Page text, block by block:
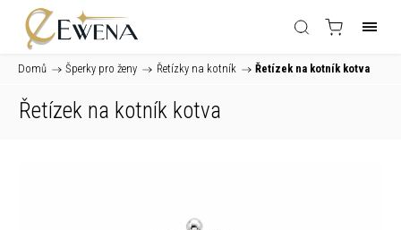
Domů / Šperky pro ženy / Řetízky na kotník / Řetízek na kotník kotva
Řetízek na kotník kotva